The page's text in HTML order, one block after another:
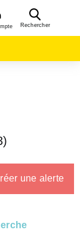
Rechercher
une alerte